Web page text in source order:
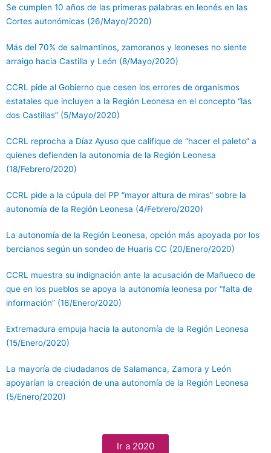
Se cumplen 10 años de las primeras palabras en leonés en las
Cortes autonómicas (26/Mayo/2020)
Más del 70% de salmantinos, zamoranos y leoneses no siente
arraigo hacia Castilla y León (8/Mayo/2020)
CCRL pide al Gobierno que cesen los errores de organismos
estatales que incluyen a la Región Leonesa en el concepto “las
dos Castillas” (5/Mayo/2020)
CCRL reprocha a Díaz Ayuso que califique de “hacer el paleto” a
quienes defienden la autonomía de la Región Leonesa
(18/Febrero/2020)
CCRL pide a la cúpula del PP “mayor altura de miras” sobre la
autonomía de la Región Leonesa (4/Febrero/2020)
La autonomía de la Región Leonesa, opción más apoyada por los
bercianos según un sondeo de Huaris CC (20/Enero/2020)
CCRL muestra su indignación ante la acusación de Mañueco de
que en los pueblos se apoya la autonomía leonesa por “falta de
información” (16/Enero/2020)
Extremadura empuja hacia la autonomía de la Región Leonesa
(15/Enero/2020)
La mayoría de ciudadanos de Salamanca, Zamora y León
apoyarían la creación de una autonomía de la Región Leonesa
(5/Enero/2020)
Ir a 2020